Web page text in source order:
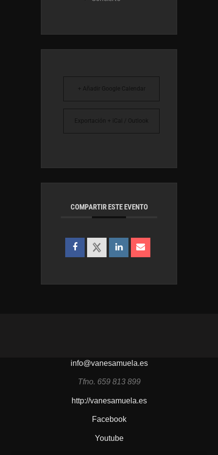
+ Añadir Google Calendar
Exportación + iCal / Outlook
COMPARTIR ESTE EVENTO
info@vanesamuela.es
Tfno. 659 813 899
http://vanesamuela.es
Facebook
Youtube